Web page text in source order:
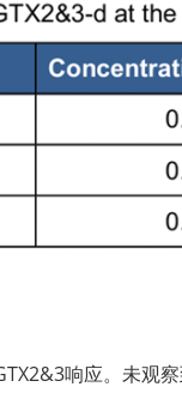
响应。未观察